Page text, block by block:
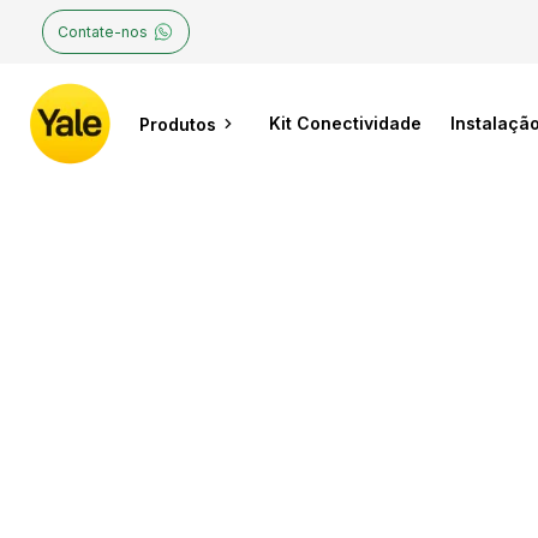
Contate-nos
Produtos Kit Conectividade Instalação